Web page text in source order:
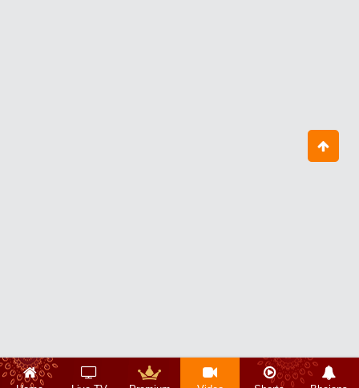
हमारे बच्चे 22 साल के होने के बाद भी बड़े नहीं